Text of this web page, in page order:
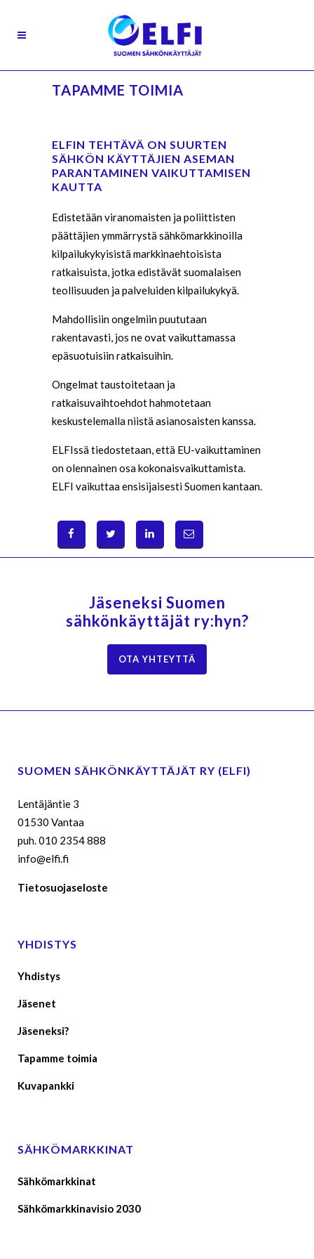
TAPAMME TOIMIA
ELFIN TEHTÄVÄ ON SUURTEN
SÄHKÖN KÄYTTÄJIEN ASEMAN
PARANTAMINEN VAIKUTTAMISEN
KAUTTA
Edistetään viranomaisten ja poliittisten
päättäjien ymmärrystä sähkömarkkinoilla
kilpailukykyisistä markkinaehtoisista
ratkaisuista, jotka edistävät suomalaisen
teollisuuden ja palveluiden kilpailukykyä.
Mahdollisiin ongelmiin puututaan
rakentavasti, jos ne ovat vaikuttamassa
epäsuotuisiin ratkaisuihin.
Ongelmat taustoitetaan ja
ratkaisuvaihtoehdot hahmotetaan
keskustelemalla niistä asianosaisten kanssa.
ELFIssä tiedostetaan, että EU-vaikuttaminen
on olennainen osa kokonaisvaikuttamista.
ELFI vaikuttaa ensisijaisesti Suomen kantaan.
Jäseneksi Suomen
sähkönkäyttäjät ry:hyn?
OTA YHTEYTTÄ
SUOMEN SÄHKÖNKÄYTTÄJÄT RY (ELFI)
Lentäjäntie 3
01530 Vantaa
puh. 010 2354 888
info@elfi.fi
Tietosuojaseloste
YHDISTYS
Yhdistys
Jäsenet
Jäseneksi?
Tapamme toimia
Kuvapankki
SÄHKÖMARKKINAT
Sähkömarkkinat
Sähkömarkkinavisio 2030